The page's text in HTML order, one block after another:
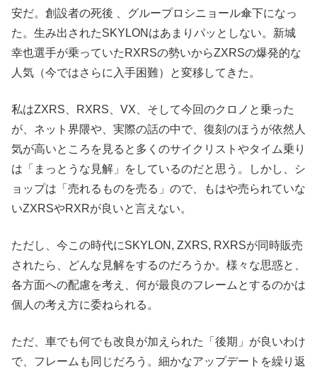
安だ。創設者の死後 、グループロシニョール傘下になっ
た。生み出されたSKYLONはあまりパッとしない。新城
幸也選手が乗っていたRXRSの勢いからZXRSの爆発的な
人気（今ではさらに入手困難）と変移してきた。
私はZXRS、RXRS、VX、そして今回のクロノと乗った
が、ネット界隈や、実際の話の中で、復刻のほうが依然人
気が高いところを見ると多くのサイクリストやタイム乗り
は「まっとうな見解」をしているのだと思う。しかし、シ
ョップは「売れるものを売る」ので、もはや売られていな
いZXRSやRXRが良いと言えない。
ただし、今この時代にSKYLON, ZXRS, RXRSが同時販売
されたら、どんな見解をするのだろうか。様々な思惑と、
各方面への配慮を考え、何が最良のフレームとするのかは
個人の考え方に委ねられる。
ただ、車でも何でも改良が加えられた「後期」が良いわけ
で、フレームも同じだろう。細かなアップデートを繰り返